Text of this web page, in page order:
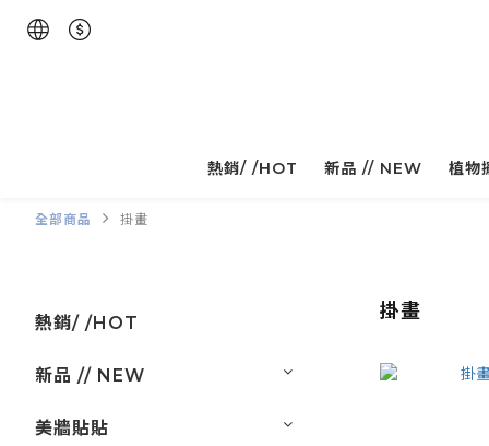
熱銷/ /HOT 新品 // NEW 植物
全部商品 掛畫
熱銷/ /HOT
新品 // NEW
美牆貼貼
掛畫